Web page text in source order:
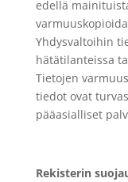
edellä
Yhdysvaltoihin
hätätilanteissa
Tietojen
tiedot ovat
pääasialliset
Rekisterin